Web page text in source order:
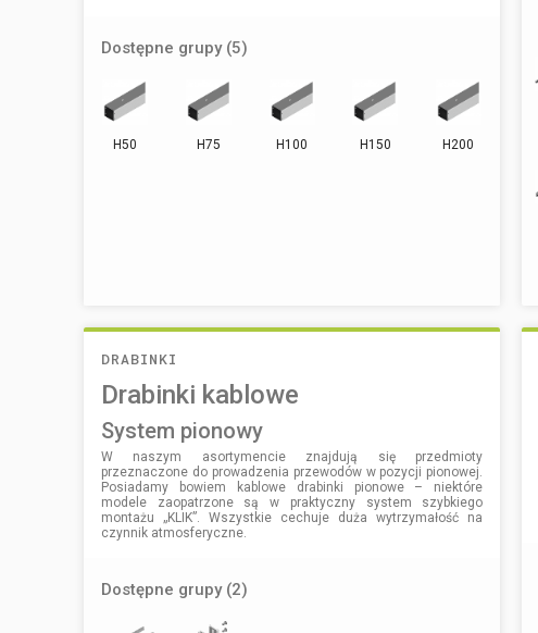
Dostępne grupy (5)
H50 H75 H100 H150 H200
DRABINKI
Drabinki kablowe
system pionowy
W naszym asortymencie znajdują się przedmioty
przeznaczone do prowadzenia przewodów w pozycji pionowej.
Posiadamy bowiem kablowe drabinki pionowe – niektóre
modele zaopatrzone są w praktyczny system szybkiego
montażu „KLIK”. Wszystkie cechuje duża wytrzymałość na
czynnik atmosferyczne.
Dostępne grupy (2)